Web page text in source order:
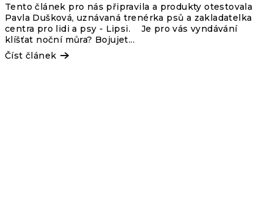
Tento článek pro nás připravila a produkty otestovala
Pavla Dušková, uznávaná trenérka psů a zakladatelka
centra pro lidi a psy - Lipsi. Je pro vás vyndávání
klíšťat noční můra? Bojujet...
Číst článek